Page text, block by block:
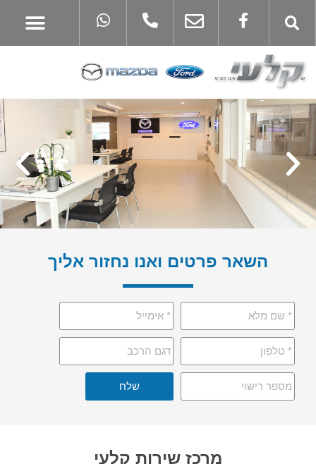
השאר פרטים ואנו נחזור אליך
שלח
מרכז שירות קלעי